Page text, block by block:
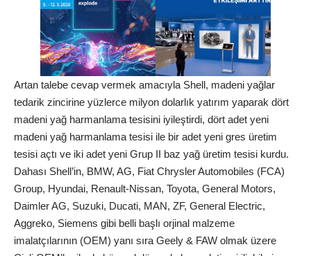
Artan talebe cevap vermek amacıyla Shell, madeni yağlar
tedarik zincirine yüzlerce milyon dolarlık yatırım yaparak dört
madeni yağ harmanlama tesisini iyileştirdi, dört adet yeni
madeni yağ harmanlama tesisi ile bir adet yeni gres üretim
tesisi açtı ve iki adet yeni Grup II baz yağ üretim tesisi kurdu.
Dahası Shell’in, BMW, AG, Fiat Chrysler Automobiles (FCA)
Group, Hyundai, Renault-Nissan, Toyota, General Motors,
Daimler AG, Suzuki, Ducati, MAN, ZF, General Electric,
Aggreko, Siemens gibi belli başlı orjinal malzeme
imalatçılarının (OEM) yanı sıra Geely & FAW olmak üzere